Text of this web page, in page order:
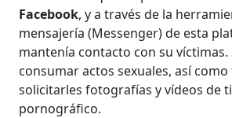
Facebook, y a través de la
mensajería (Messenger) de esta
mantenía contacto con su víctimas.
consumar actos sexuales, así
solicitarles fotografías y vídeos de
pornográfico.